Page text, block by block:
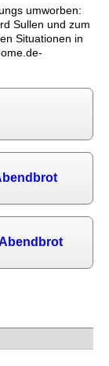
umworben:
Sullen und zum
Situationen in